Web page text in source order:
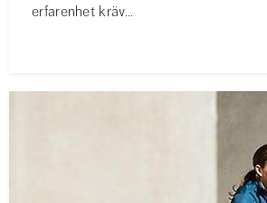
erfarenhet kräv...